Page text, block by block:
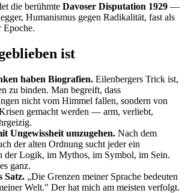
die berühmte Davoser Disputation 1929 —
Humanismus gegen Radikalität, fast als
Epoche.
ist
haben Biografien. Eilenbergers Trick ist,
zu binden. Man begreift, dass
nicht vom Himmel fallen, sondern von
gemacht werden — arm, verliebt,
Ungewissheit umzugehen. Nach dem
der alten Ordnung sucht jeder ein
der Logik, im Mythos, im Symbol, im Sein.
ganz.
Satz. „Die Grenzen meiner Sprache bedeuten
Welt." Der hat mich am meisten verfolgt.